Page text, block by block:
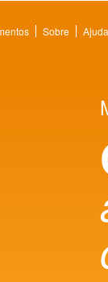
Sobre Ajuda